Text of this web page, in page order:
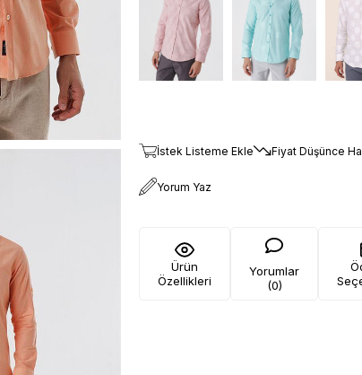
İstek Listeme Ekle Fiyat Düşünce
Yorum Yaz
Ürün
Özellikleri
Yorumlar
(0)